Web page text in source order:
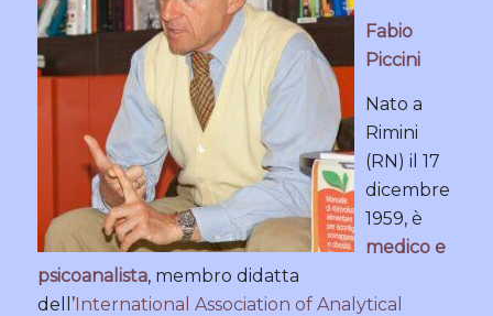
Fabio
Piccini
Nato a
Rimini
(RN) il 17
dicembre
1959, è
medico e
psicoanalista, membro didatta
dell’International Association of Analytical